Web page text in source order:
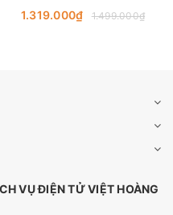
RG-EW300T, Trang Bị 3
1.319.000₫ 1.499.000₫
VỤ ĐIỆN TỬ VIỆT HOÀNG